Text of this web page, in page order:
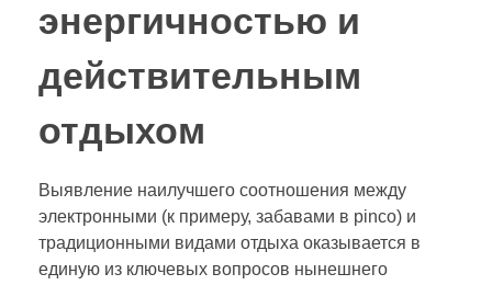
энергичностью и
действительным
отдыхом
Выявление наилучшего соотношения между
электронными (к примеру, забавами в pinco) и
традиционными видами отдыха оказывается в
единую из ключевых вопросов нынешнего